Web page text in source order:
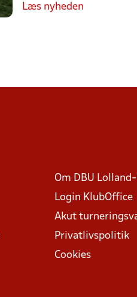
Læs nyheden
Om DBU
Login KlubOffice
Akut
Privatlivspolitik
Cookies